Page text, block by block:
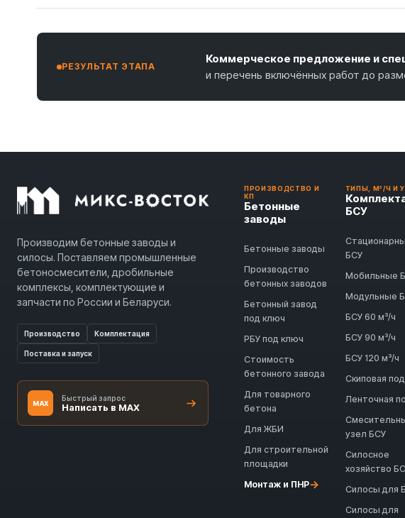
РЕЗУЛЬТАТ ЭТАПА
Коммерческое предложение и
и перечень включённых работ до
Производим бетонные заводы и
силосы. Поставляем промышленные
бетоносмесители, дробильные
комплексы, комплектующие и
запчасти по России и Беларуси.
Производство Комплектация
Поставка и запуск
MAX
Быстрый запрос
Написать в MAX
ПРОИЗВОДСТВО И
КП
Бетонные
заводы
Бетонные заводы
Производство
бетонных заводов
Бетонный завод
под ключ
РБУ под ключ
Стоимость
бетонного завода
Для товарного
бетона
Для ЖБИ
Для строительной
площадки
Монтаж и ПНР→
ТИПЫ, М³/Ч И
БСУ
БСУ
Мобильные
Модульные
БСУ 60 м³/ч
БСУ 90 м³/ч
БСУ 120 м³/ч
Скиповая
Ленточная
узел БСУ
Силосное
хозяйство
Силосы для
Силосы для